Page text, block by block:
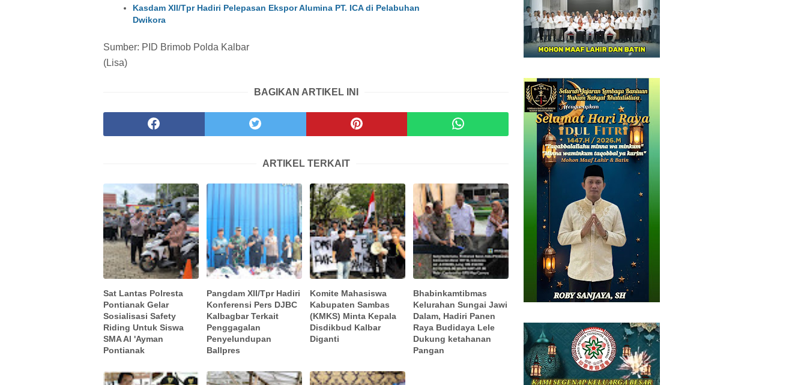
Kasdam XII/Tpr Hadiri Pelepasan Ekspor Alumina PT. ICA di Pelabuhan
Dwikora
Sumber: PID Brimob Polda Kalbar
(Lisa)
BAGIKAN ARTIKEL INI
ARTIKEL TERKAIT
Sat Lantas Polresta
Pontianak Gelar
Sosialisasi Safety
Riding Untuk Siswa
SMA Al 'Ayman
Pontianak
Pangdam XII/Tpr Hadiri
Konferensi Pers DJBC
Kalbagbar Terkait
Penggagalan
Penyelundupan
Ballpres
Komite Mahasiswa
Kabupaten Sambas
(KMKS) Minta Kepala
Disdikbud Kalbar
Diganti
Bhabinkamtibmas
Kelurahan Sungai Jawi
Dalam, Hadiri Panen
Raya Budidaya Lele
Dukung ketahanan
Pangan